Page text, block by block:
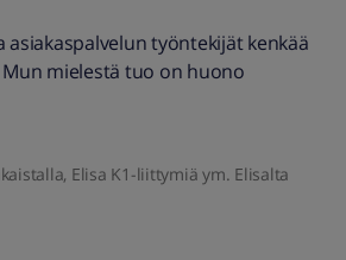
asiakaspalvelun työntekijät kenkää
Mun mielestä tuo on huono
Elisa K1-liittymiä ym. Elisalta